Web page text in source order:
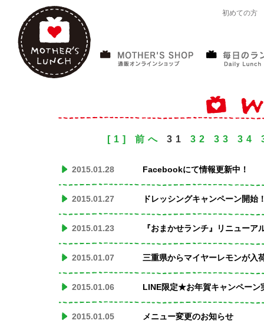
初めての方
[1] 前へ 31 32 33 34
2015.01.28 Facebookにて情報更新中！
2015.01.27 ドレッシングキャンペーン開始
2015.01.23 『おまかせランチ』リニューア
2015.01.07 三重県からマイヤーレモンが入
2015.01.06 LINE限定★お年賀キャンペーン
2015.01.05 メニュー変更のお知らせ